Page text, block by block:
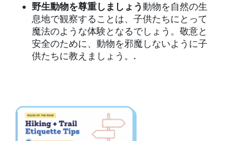
野生動物を尊重しましょう動物を自然の生
息地で観察することは、子供たちにとって
魔法のような体験となるでしょう。敬意と
安全のために、動物を邪魔しないように子
供たちに教えましょう。.